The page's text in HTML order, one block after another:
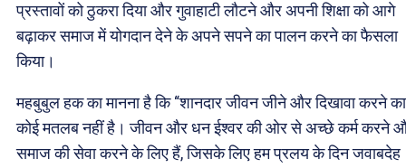
प्रस्तावों को ठुकरा दिया और गुवाहाटी लौटने और अपनी शिक्षा को आगे
बढ़ाकर समाज में योगदान देने के अपने सपने का पालन करने का फैसला
किया।
महबुबुल हक का मानना है कि “शानदार जीवन जीने और दिखावा करने का
कोई मतलब नहीं है। जीवन और धन ईश्वर की ओर से अच्छे कर्म करने
समाज की सेवा करने के लिए हैं, जिसके लिए हम प्रलय के दिन जवाबदेह